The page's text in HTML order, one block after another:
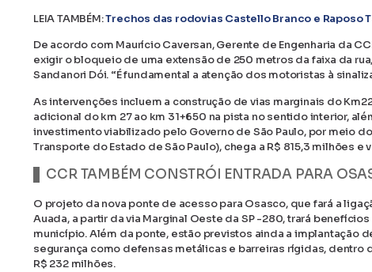
LEIA TAMBÉM:Trechos das rodovias Castello Branco e Raposo
De acordo com Maurício Caversan, Gerente de Engenharia da
exigir o bloqueio de uma extensão de 250 metros da faixa da
Sandanori Dói. “É fundamental a atenção dos motoristas à
As intervenções incluem a construção de vias marginais do
adicional do km 27 ao km 31+650 na pista no sentido interior,
investimento viabilizado pelo Governo de São Paulo, por meio
Transporte do Estado de São Paulo), chega a R$ 815,3 milhões e
CCR TAMBÉM CONSTRÓI ENTRADA PARA
O projeto da nova ponte de acesso para Osasco, que fará a
Auada, a partir da via Marginal Oeste da SP -280, trará
município. Além da ponte, estão previstos ainda a implantação
segurança como defensas metálicas e barreiras rígidas, dentro
R$ 232 milhões.